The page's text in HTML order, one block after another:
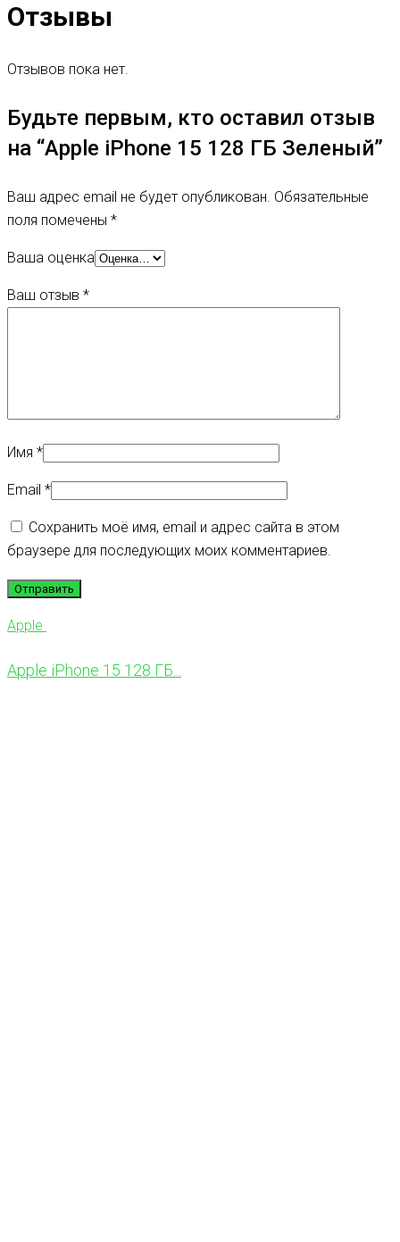
Отзывы
Отзывов пока нет.
Будьте первым, кто оставил отзыв
на “Apple iPhone 15 128 ГБ Зеленый”
Ваш адрес email не будет опубликован. Обязательные
поля помечены *
Ваша оценка
Ваш отзыв *
Имя *
Email *
Сохранить моё имя, email и адрес сайта в этом
браузере для последующих моих комментариев.
Apple
Apple iPhone 15 128 ГБ...